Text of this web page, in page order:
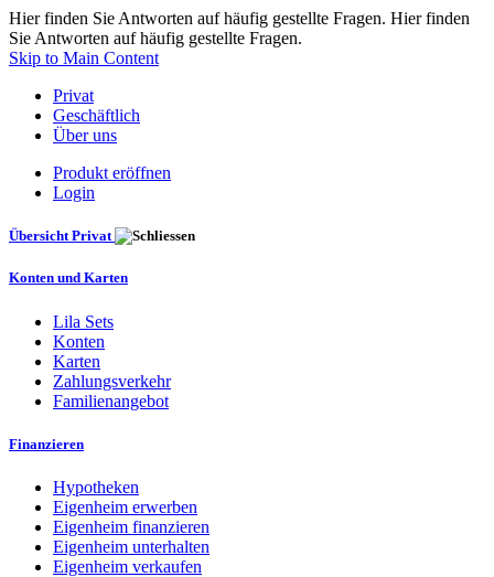
Hier finden Sie Antworten auf häufig gestellte Fragen. Hier finden
Sie Antworten auf häufig gestellte Fragen.
Skip to Main Content
Privat
Geschäftlich
Über uns
Produkt eröffnen
Login
Übersicht Privat
Konten und Karten
Lila Sets
Konten
Karten
Zahlungsverkehr
Familienangebot
Finanzieren
Hypotheken
Eigenheim erwerben
Eigenheim finanzieren
Eigenheim unterhalten
Eigenheim verkaufen